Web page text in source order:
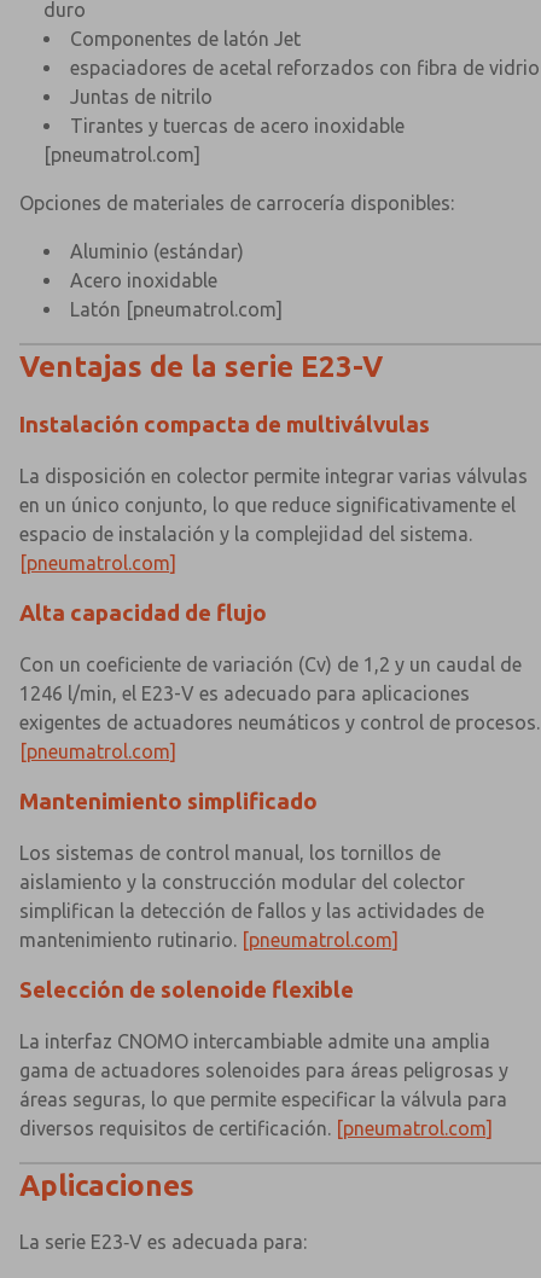
duro
Componentes de latón Jet
espaciadores de acetal reforzados con fibra de vidrio
Juntas de nitrilo
Tirantes y tuercas de acero inoxidable
[pneumatrol.com]
Opciones de materiales de carrocería disponibles:
Aluminio (estándar)
Acero inoxidable
Latón [pneumatrol.com]
Ventajas de la serie E23-V
Instalación compacta de multiválvulas
La disposición en colector permite integrar varias válvulas
en un único conjunto, lo que reduce significativamente el
espacio de instalación y la complejidad del sistema.
[pneumatrol.com]
Alta capacidad de flujo
Con un coeficiente de variación (Cv) de 1,2 y un caudal de
1246 l/min, el E23-V es adecuado para aplicaciones
exigentes de actuadores neumáticos y control de procesos.
[pneumatrol.com]
Mantenimiento simplificado
Los sistemas de control manual, los tornillos de
aislamiento y la construcción modular del colector
simplifican la detección de fallos y las actividades de
mantenimiento rutinario. [pneumatrol.com]
Selección de solenoide flexible
La interfaz CNOMO intercambiable admite una amplia
gama de actuadores solenoides para áreas peligrosas y
áreas seguras, lo que permite especificar la válvula para
diversos requisitos de certificación. [pneumatrol.com]
Aplicaciones
La serie E23‑V es adecuada para: